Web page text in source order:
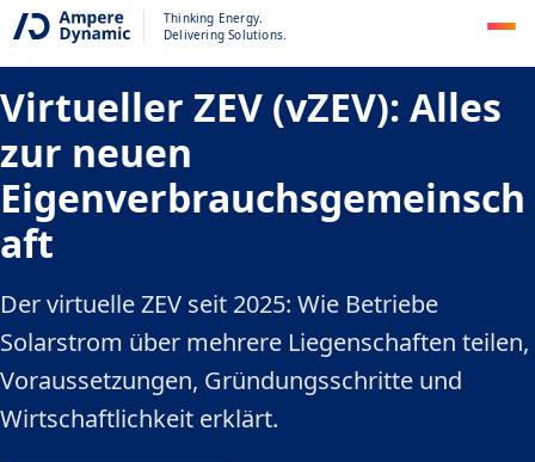
Thinking Energy.
Delivering Solutions.
DEThis content is available in German only
Virtueller ZEV (vZEV): Alles
zur neuen
Eigenverbrauchsgemeinsch
aft
Der virtuelle ZEV seit 2025: Wie Betriebe
Solarstrom über mehrere Liegenschaften teilen,
Voraussetzungen, Gründungsschritte und
Wirtschaftlichkeit erklärt.